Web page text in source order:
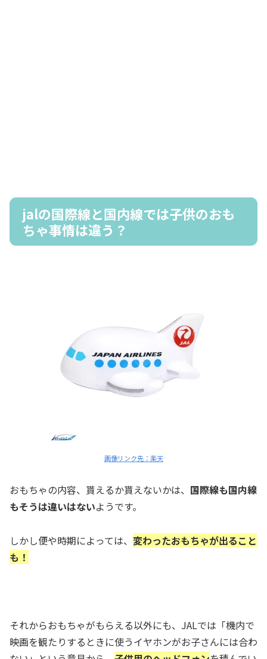
jalの国際線と国内線では子供のおも
ちゃ事情は違う？
画像リンク先：楽天
おもちゃの内容、貰えるか貰えないかは、 国際線も国内線
もそうは違いはないようです。
しかし便や時期によっては、 変わったおもちゃが出ること
も！
それからおもちゃがもらえる以外にも、JALでは「機内で
映画を観たりするときに使うイヤホンがお子さんには合わ